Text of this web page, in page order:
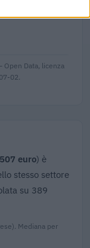
Open Data, licenza
02.
euro) è
stesso settore
su 389
Mediana per